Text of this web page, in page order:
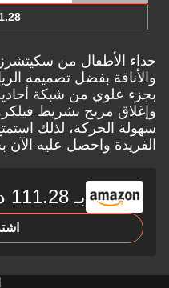
حذاء الأطفال من سكيتشرز
والأناقة بفضل تصميمه
بجزء علوي من شبكة
وإغلاق مريح بشريط
سهولة الحركة، لذلك
الفريدة واحصل عليه الآن
بـ 111.28 درهم